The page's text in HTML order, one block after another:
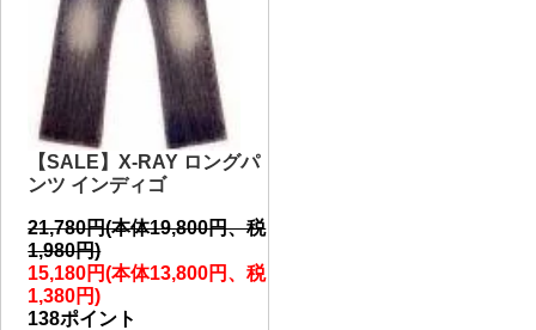
【SALE】X-RAY ロングパ
ンツ インディゴ
21,780円(本体19,800円、税
1,980円)
15,180円(本体13,800円、税
1,380円)
138ポイント